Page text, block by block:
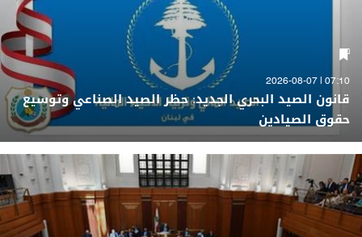
07:10 | 2026-08-07
قانون الصيد البحري الجديد: حظر الصيد الصناعي وتوسيع
حقوق الصيادين